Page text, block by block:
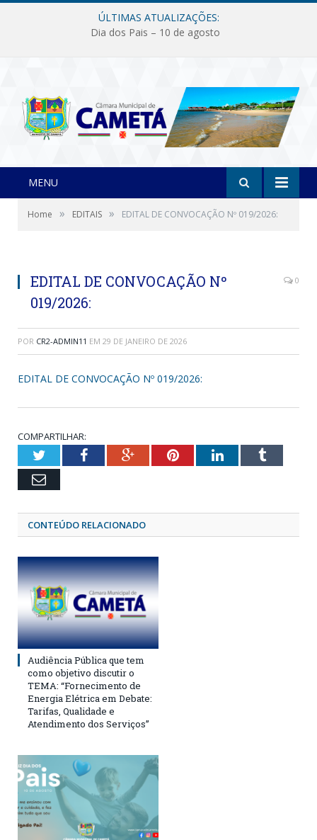
ÚLTIMAS ATUALIZAÇÕES:
Dia dos Pais – 10 de agosto
MENU
Home » EDITAIS » EDITAL DE CONVOCAÇÃO Nº 019/2026:
EDITAL DE CONVOCAÇÃO Nº
019/2026:
0
POR CR2-ADMIN11 EM 29 DE JANEIRO DE 2026
EDITAL DE CONVOCAÇÃO Nº 019/2026:
COMPARTILHAR:
TwitterFacebookGoogle+PinterestLinkedInTumblr
Email
CONTEÚDO RELACIONADO
Audiência Pública que tem
como objetivo discutir o
TEMA: “Fornecimento de
Energia Elétrica em Debate:
Tarifas, Qualidade e
Atendimento dos Serviços”